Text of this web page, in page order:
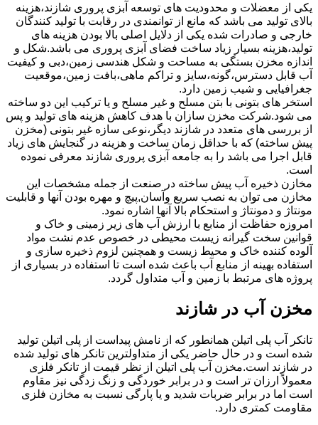
یکی از معضلات و محدودیت های توسعه آبزی پروری شازند،هزینه
بالای تولید می باشد که مانع از توانمندی در رقابت با تولید کنندگان
خارجی و صادرات شده یکی از دلایل اصلی بالا بودن هزینه های
تولید،هزینه بسیار زیاد ساخت فضای آبزی پروری می باشد.شکل و
اندازه مخزن بستگی به مساحت و شکل هندسی زمین،دبی و کیفیت
آب قابل دسترس،گونه،سایز و تراکم ماهی،بافت زمین،موقعیت
جغرافیایی و شیب زمین دارد.
استخر های بتونی با بتن مسلح و غیر مسلح و یا ترکیب این دو ساخته
می شود.شرکت مخزن سازان با هدف کاهش هزینه های تولید و پس
از بررسی های متعدد در شازند دیگر،نوعی سازه غیر بتونی (مخزن
پیش ساخته) که با حداقل زمان ساخت و هزینه در گنجایش های زیاد
قابل اجرا می باشد را به جامعه آبزی پروری شازند معرفی نموده
است.
مخازن ذخیره آب پیش ساخته در صنعت از جمله مشخصات این
مخازن می توان به نصب سریع وآسان,پیچ و مهره بودن آنها و قابلیت
مونتاژ و دمونتاژ و استحکام بالا آنها اشاره نمود.
امروزه حفاظت از منابع با ارزش آب های زیر زمینی و خاک و
قوانین سخت گیرانه زیست محیطی در خصوص عدم نشت مواد
آلوده کننده خاک و محیط زیست و همچنین لزوم ذخیره سازی و
استفاده بهینه از منابع آب باعث شده است تا استفاده در بسیاری از
پروژه های مرتبط با زمین و آب متداول گردد.
مخزن آب در شازند
تانکر آب پلی اتیلن همانطور که از نامش پیداست از پلی اتیلن تولید
شده است و در حال حاضر یکی از متداولترین تانکر های تولید شده
در شازند است.مخزن آب پلی اتیلن از نظر قیمت از تانکر فلزی
معمولاً ارزان تر است و در برابر خوردگی و زنگ زدگی نیز مقاوم
است اما در برابر ضربات شدید و یا پارگی نسبت به مخازن فلزی
مقاومت کمتری دارد.